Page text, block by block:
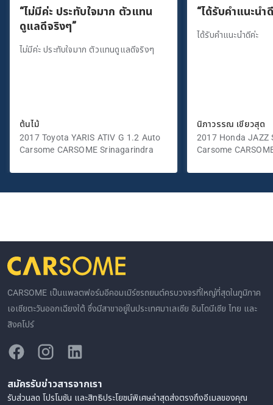
“ไม่มีค่ะ ประทับใจมาก ตัวแทน
ดูแลดีจริงๆ”
ไม่มีค่ะ ประทับใจมาก ตัวแทนดูแลดีจริงๆ
ต้นไม้
2017 Toyota YARIS ATIV G 1.2 Auto
Carsome CARSOME Srinagarindra
“ได้รับคำแนะนำ
ได้รับคำแนะนำดีค่ะ
นิภาวรรณ เขียวสุด
2017 Honda JAZZ
Carsome
CARSOME เป็นแพลตฟอร์มอีคอมเมิร์ซรถยนต์ครบวงจรที่ใหญ่ที่สุดในภูมิภาค
เอเชียตะวันออกเฉียงใต้ ซึ่งมีสาขาอยู่ในประเทศมาเลเซีย อินโดนีเซีย ไทย และ
สิงคโปร์
สมัครรับข่าวสารจากเรา
รับส่วนลด โปรโมชัน และสิทธิประโยชน์พิเศษล่าสุดส่งตรงถึงอีเมลของคุณ